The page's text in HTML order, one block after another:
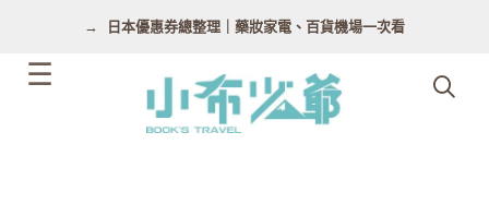
日本優惠券總整理｜藥妝家電、百貨機場一次看